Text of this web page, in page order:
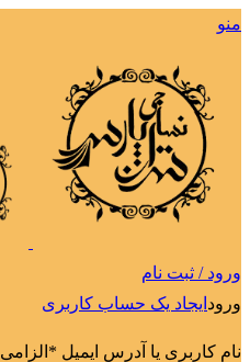
منو
ورود / ثبت نام
ورود ایجاد یک حساب کاربری
نام کاربری یا آدرس ایمیل * الزامی